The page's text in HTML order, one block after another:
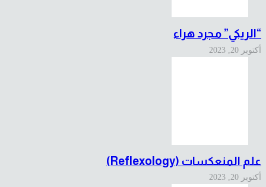
“الريكي” مجرد هراء
أكتوبر 20, 2023
علم المنعكسات (Reflexology)
أكتوبر 20, 2023